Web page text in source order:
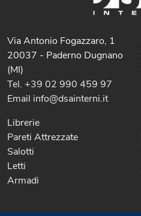
Via Antonio Fogazzaro, 1
20037 - Paderno Dugnano
(MI)
Tel. +39 02 990 459 97
Email info@dsainterni.it
Librerie
Pareti Attrezzate
Salotti
Letti
Armadi